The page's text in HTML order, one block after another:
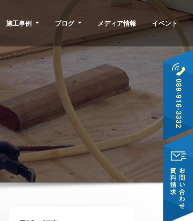
施工事例 ブログ メディア情報 イベント